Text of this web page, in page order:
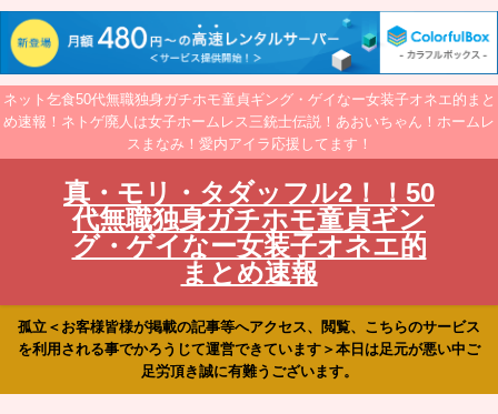
ネット乞食50代無職独身ガチホモ童貞ギング・ゲイなー女装子オネエ的まと
め速報！ネトゲ廃人は女子ホームレス三銃士伝説！あおいちゃん！ホームレ
スまなみ！愛内アイラ応援してます！
真・モリ・タダッフル2！！50
代無職独身ガチホモ童貞ギン
グ・ゲイなー女装子オネエ的
まとめ速報
孤立＜お客様皆様が掲載の記事等へアクセス、閲覧、こちらのサービス
を利用される事でかろうじて運営できています＞本日は足元が悪い中ご
足労頂き誠に有難うございます。